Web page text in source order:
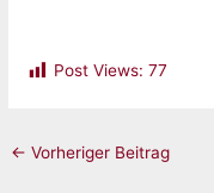
Post Views: 77
← Vorheriger Beitrag